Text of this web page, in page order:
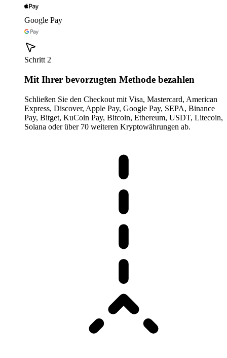
Google Pay
Schritt 2
Mit Ihrer bevorzugten Methode bezahlen
Schließen Sie den Checkout mit Visa, Mastercard, American
Express, Discover, Apple Pay, Google Pay, SEPA, Binance
Pay, Bitget, KuCoin Pay, Bitcoin, Ethereum, USDT, Litecoin,
Solana oder über 70 weiteren Kryptowährungen ab.